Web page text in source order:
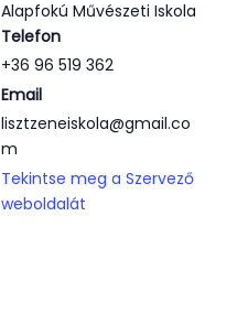
Alapfokú Művészeti Iskola
Telefon
+36 96 519 362
Email
lisztzeneiskola@gmail.co
m
Tekintse meg a Szervező
weboldalát